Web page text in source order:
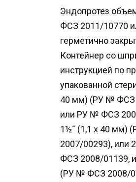
Эндопротез
ФСЗ 2011/10770
герметично
Контейнер со
инструкцией по
упакованной
40 мм) (РУ № ФСЗ
или РУ № ФСЗ
1½˝ (1,1 х 40 мм)
2007/00293), или
ФСЗ 2008/01139,
(РУ № ФСЗ 2008/